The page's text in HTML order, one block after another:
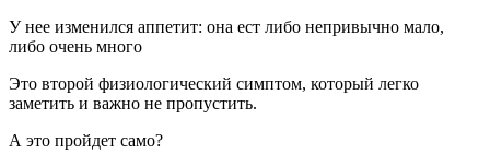
У нее изменился аппетит: она ест либо непривычно мало,
либо очень много
Это второй физиологический симптом, который легко
заметить и важно не пропустить.
А это пройдет само?